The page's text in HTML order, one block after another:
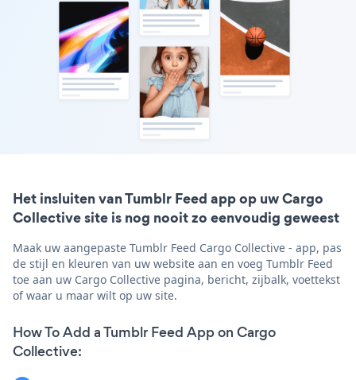
Het insluiten van Tumblr Feed app op uw Cargo
Collective site is nog nooit zo eenvoudig geweest
Maak uw aangepaste Tumblr Feed Cargo Collective - app, pas
de stijl en kleuren van uw website aan en voeg Tumblr Feed
toe aan uw Cargo Collective pagina, bericht, zijbalk, voettekst
of waar u maar wilt op uw site.
How To Add a Tumblr Feed App on Cargo
Collective: